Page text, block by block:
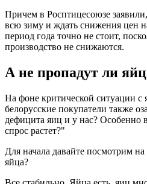
Причем в Росптицесоюзе
всю зиму и ждать снижения цен
период года точно не стоит,
производство не снижаются.
А не пропадут ли
На фоне критической ситуации
белорусские покупатели также
дефицита яиц и у нас? Особенно
спрос растет?"
Для начала давайте посмотрим
яйца?